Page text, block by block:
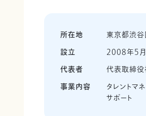
所在地
東京都渋谷
設立
2008年5
代表者
代表取締
事業内容
タレントマ
サポート